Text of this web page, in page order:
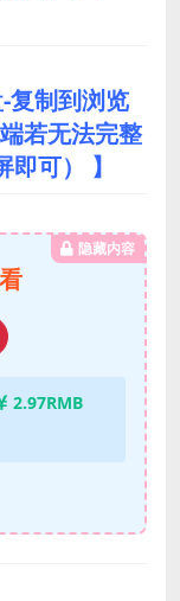
复制到浏览
若无法完整
可） 】
隐藏内容
2.97RMB